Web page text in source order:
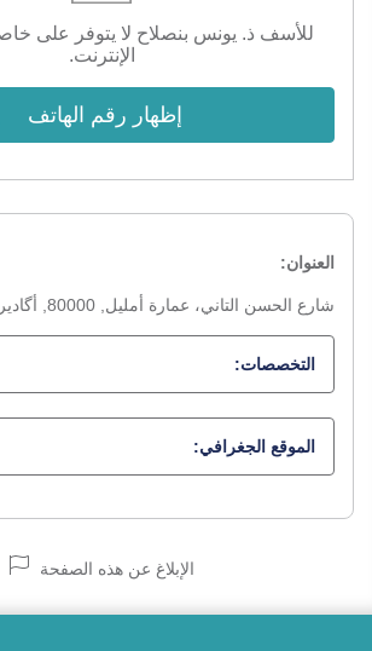
للأسف ذ. يونس بنصلاح لا يتوفر على
الإنترنت.
إظهار رقم الهاتف
العنوان:
شارع الحسن التاني، عمارة أمليل, 80000, أگادير
التخصصات:
أخصائي في الامراض الجلدية
الموقع الجغرافي:
الإبلاغ عن هذه الصفحة